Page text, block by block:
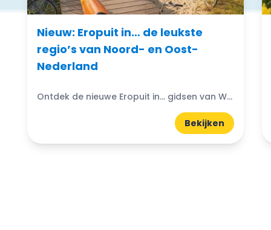
Nieuw: Eropuit in… de leukste
regio’s van Noord- en Oost-
Nederland
Ontdek de nieuwe Eropuit in... gidsen van WattedoenVandaag. Compacte A5-gidsen boordevol uitjes, natuur, horeca en tips uit de regio.
Bekijken